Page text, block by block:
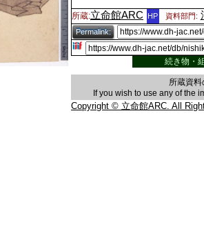
所蔵:立命館ARC HP 資料部門:
Permalink:
続き物・
所蔵資
If you wish to use any of the
Copyright © 立命館ARC. All